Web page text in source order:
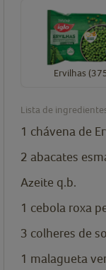
Ervilhas
Lista de
1 chávena de
2 abacates
Azeite q.b.
1 cebola roxa
3 colheres de
1 malagueta